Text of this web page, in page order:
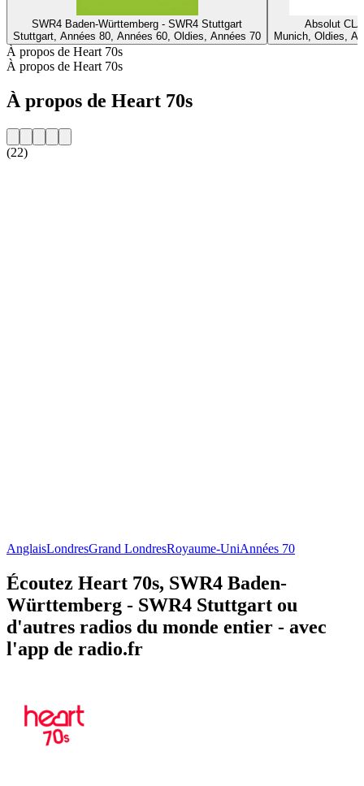
SWR4 Baden-Württemberg - SWR4 Stuttgart
Stuttgart, Années 80, Années 60, Oldies, Années 70
Absolut
Munich, Oldies,
À propos de Heart 70s
À propos de Heart 70s
À propos de Heart 70s
(22)
AnglaisLondresGrand LondresRoyaume-UniAnnées 70
Écoutez Heart 70s, SWR4 Baden-
Württemberg - SWR4 Stuttgart ou
d'autres radios du monde entier - avec
l'app de radio.fr